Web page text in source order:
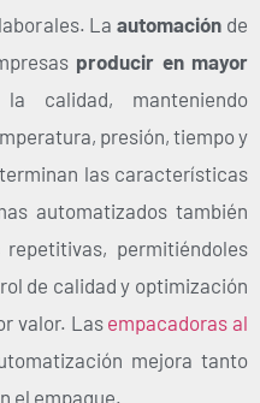
Laautomación de
producir en mayor
calidad, manteniendo
presión, tiempo y
las características
automatizados también
permitiéndoles
de calidad y optimización
valor. Las empacadoras al
mejora tanto
el empaque.